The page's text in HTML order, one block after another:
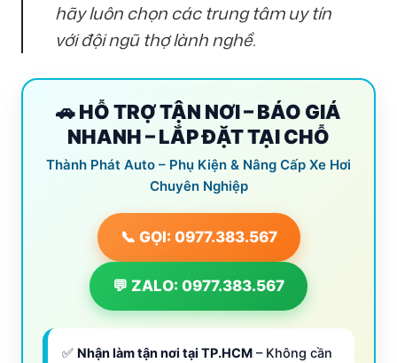
hãy luôn chọn các trung tâm uy tín
với đội ngũ thợ lành nghề.
🚗 HỖ TRỢ TẬN NƠI – BÁO GIÁ
NHANH – LẮP ĐẶT TẠI CHỖ
Thành Phát Auto – Phụ Kiện & Nâng Cấp Xe Hơi
Chuyên Nghiệp
📞 GỌI: 0977.383.567
💬 ZALO: 0977.383.567
✅ Nhận làm tận nơi tại TP.HCM – Không cần